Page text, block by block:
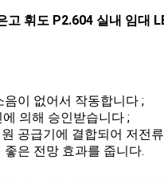
휘도 P2.604 실내 임대
이 없어서 작동합니다 ;
의해 승인받습니다 ;
공급기에 결합되어 저전
은 전망 효과를 줍니다.